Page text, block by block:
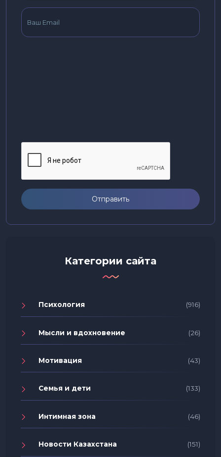
Отправить
Категории сайта
Психология (916)
Мысли и вдохновение (26)
Мотивация (43)
Семья и дети (133)
Интимная зона (46)
Новости Казахстана (151)